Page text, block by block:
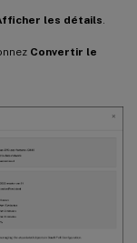
les détails.
Convertir le